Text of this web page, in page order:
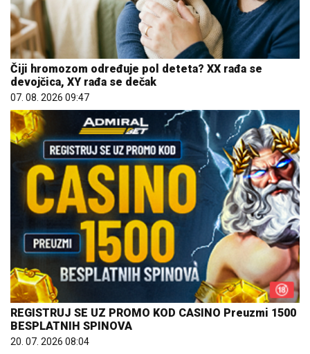
Čiji hromozom određuje pol deteta? XX rađa se
devojčica, XY rađa se dečak
07. 08. 2026 09:47
REGISTRUJ SE UZ PROMO KOD CASINO Preuzmi 1500
BESPLATNIH SPINOVA
20. 07. 2026 08:04